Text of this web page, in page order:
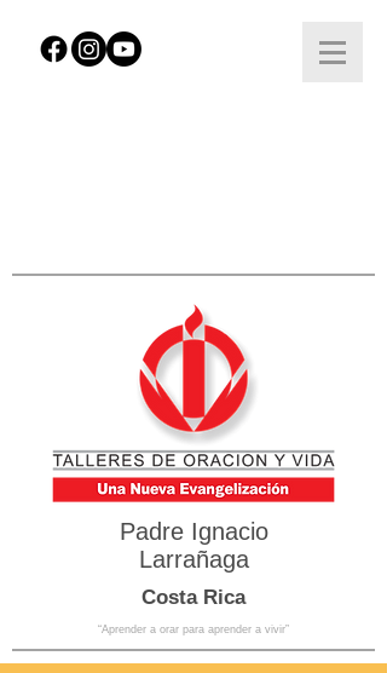
Padre Ignacio
Larrañaga
Costa Rica
“Aprender a orar para aprender a vivir”